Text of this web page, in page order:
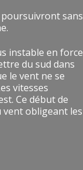
poursuivront sans
instable en force
du sud dans
le vent ne se
vitesses
Ce début de
obligeant les